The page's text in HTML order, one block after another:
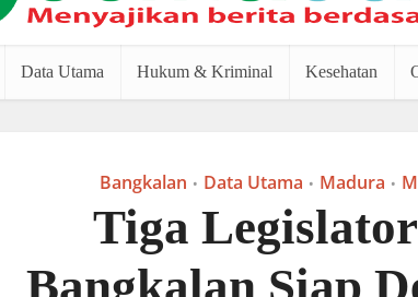
Data Utama Hukum & Kriminal Kesehatan
Bangkalan • Data Utama • Madura •
Tiga
Bangkalan Siap